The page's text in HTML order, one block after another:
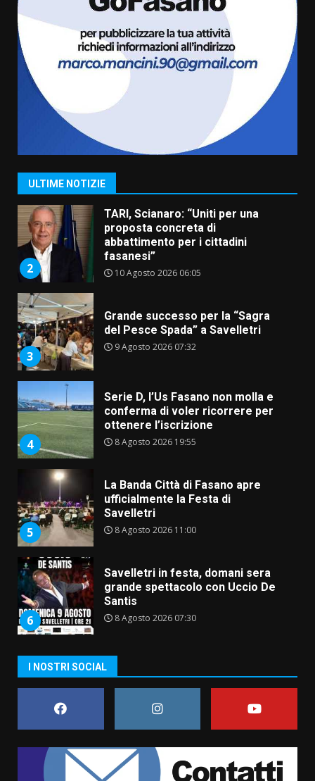
ULTIME NOTIZIE
8 Agosto 2026 07:15
Savelletri in festa, pienone sul
porto per Uccio De Santis: la
voce di Antonella Losavio
incanta la piazza
10 Agosto 2026 10:48
2
TARI, Scianaro: “Uniti per una
proposta concreta di
abbattimento per i cittadini
3
Grande successo per la “Sagra
del Pesce Spada” a Savelletri
9 Agosto 2026 07:32
4
Serie D, l’Us Fasano non molla e
conferma di voler ricorrere per
ottenere l’iscrizione
8 Agosto 2026 19:55
5
La Banda Città di Fasano apre
ufficialmente la Festa di
Savelletri
8 Agosto 2026 11:00
6
Savelletri in festa, domani sera
grande spettacolo con Uccio De
Santis
8 Agosto 2026 07:30
7
Politiche Giovanili e Mobilità
Sostenibile: premiati gli studenti
universitari del bando “La strada
giusta”
8 Agosto 2026 07:15
Savelletri in festa, pienone sul
porto per Uccio De Santis: la
10 Agosto 2026 10:48
proposta concreta di
abbattimento per i cittadini
I NOSTRI SOCIAL